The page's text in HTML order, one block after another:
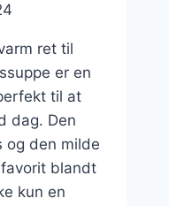
ret til
er en
til at
dag. Den
og den milde
blandt
kun en